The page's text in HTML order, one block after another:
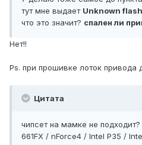
тут мне выдает Unknown
что это значит? спален ли
Нет!!
Ps. при прошивке лоток привода
Цитата
чипсет на мамке не
661FX / nForce4 / Intel P35 /